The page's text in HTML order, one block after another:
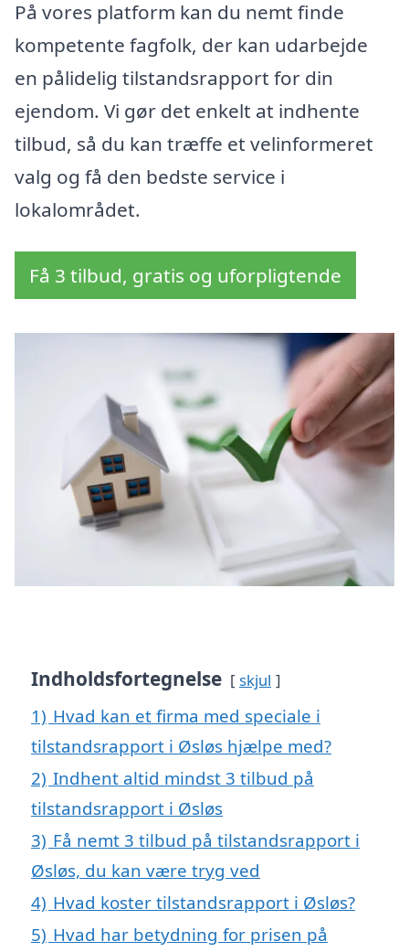
På vores platform kan du nemt finde
kompetente fagfolk, der kan udarbejde
en pålidelig tilstandsrapport for din
ejendom. Vi gør det enkelt at indhente
tilbud, så du kan træffe et velinformeret
valg og få den bedste service i
lokalområdet.
Få 3 tilbud, gratis og uforpligtende
Indholdsfortegnelse skjul
1) Hvad kan et firma med speciale i
tilstandsrapport i Øsløs hjælpe med?
2) Indhent altid mindst 3 tilbud på
tilstandsrapport i Øsløs
3) Få nemt 3 tilbud på tilstandsrapport i
Øsløs, du kan være tryg ved
4) Hvad koster tilstandsrapport i Øsløs?
5) Hvad har betydning for prisen på